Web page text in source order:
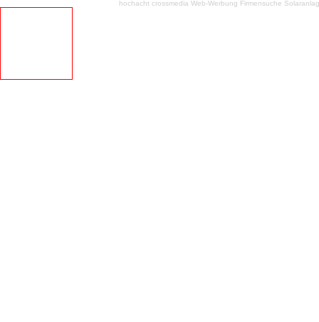
hochacht crossmedia Web-Werbung Firmensuche